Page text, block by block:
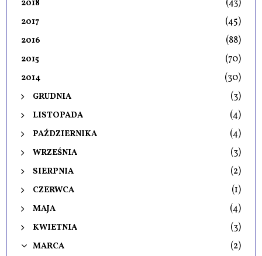
2018 (43)
2017 (45)
2016 (88)
2015 (70)
2014 (30)
GRUDNIA (3)
LISTOPADA (4)
PAŹDZIERNIKA (4)
WRZEŚNIA (3)
SIERPNIA (2)
CZERWCA (1)
MAJA (4)
KWIETNIA (3)
MARCA
(2)